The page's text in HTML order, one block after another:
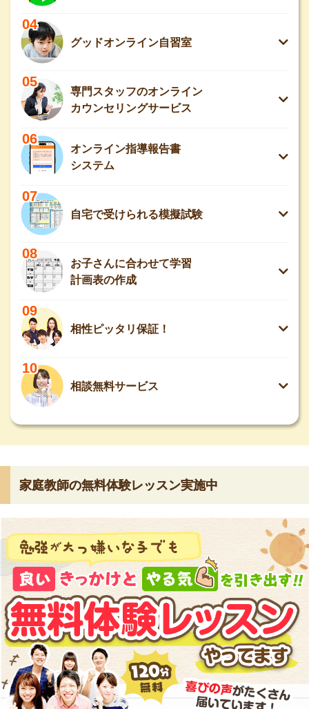
04
グッドオンライン自習室
05
専門スタッフのオンライン
カウンセリングサービス
06
オンライン指導報告書
システム
07
自宅で受けられる模擬試験
08
お子さんに合わせて学習
計画表の作成
09
相性ピッタリ保証！
10
相談無料サービス
家庭教師の無料体験レッスン実施中